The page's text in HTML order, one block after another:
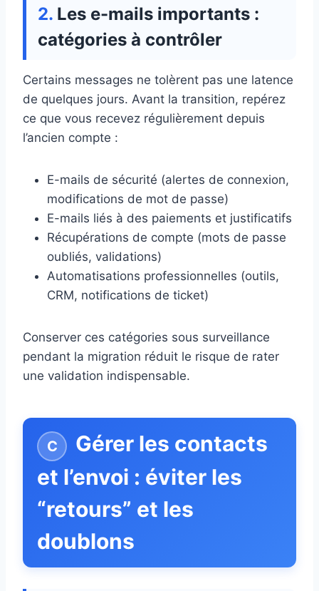
Les e-mails importants :
catégories à contrôler
Certains messages ne tolèrent pas une latence
de quelques jours. Avant la transition, repérez
ce que vous recevez régulièrement depuis
l’ancien compte :
E-mails de sécurité (alertes de connexion,
modifications de mot de passe)
E-mails liés à des paiements et justificatifs
Récupérations de compte (mots de passe
oubliés, validations)
Automatisations professionnelles (outils,
CRM, notifications de ticket)
Conserver ces catégories sous surveillance
pendant la migration réduit le risque de rater
une validation indispensable.
Gérer les contacts
et l’envoi : éviter les
“retours” et les
doublons